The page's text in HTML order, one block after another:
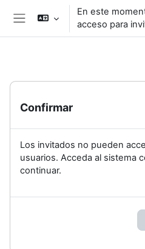
Salta al contenido principal
Panel lateral
En este
acceso para
Confirmar
Los invitados no pueden
usuarios. Acceda al sistema
continuar.